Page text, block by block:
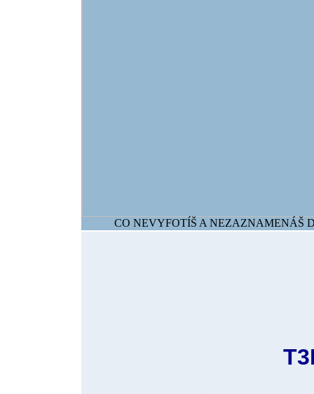
CO NEVYFOTÍŠ A NEZAZNAMENÁŠ